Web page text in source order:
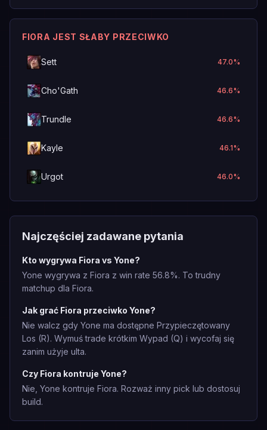
FIORA JEST SŁABY PRZECIWKO
Sett 47.0%
Cho'Gath 46.6%
Trundle 46.6%
Kayle 46.1%
Urgot 46.0%
Najczęściej zadawane pytania
Kto wygrywa Fiora vs Yone?
Yone wygrywa z Fiora z win rate 56.8%. To trudny
matchup dla Fiora.
Jak grać Fiora przeciwko Yone?
Nie walcz gdy Yone ma dostępne Przypieczętowany
Los (R). Wymuś trade krótkim Wypad (Q) i wycofaj się
zanim użyje ulta.
Czy Fiora kontruje Yone?
Nie, Yone kontruje Fiora. Rozważ inny pick lub dostosuj
build.